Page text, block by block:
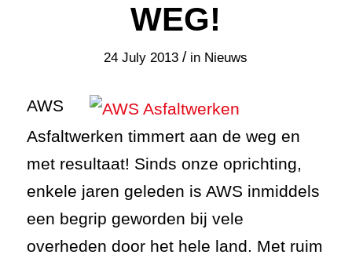
WEG!
24 July 2013 / in Nieuws
AWS
Asfaltwerken timmert aan de weg en
met resultaat! Sinds onze oprichting,
enkele jaren geleden is AWS inmiddels
een begrip geworden bij vele
overheden door het hele land. Met ruim